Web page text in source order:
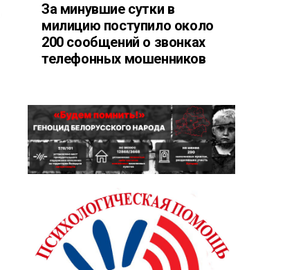
За минувшие сутки в
милицию поступило около
200 сообщений о звонках
телефонных мошенников